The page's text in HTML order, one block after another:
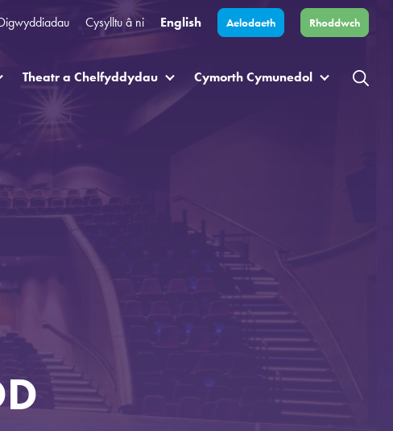
Cysylltu â ni English Aelodaeth Rhoddwch
Theatr a Chelfyddydau Cymorth Cymunedol